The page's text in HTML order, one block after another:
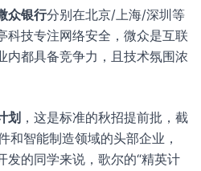
众银行分别在北京/上海/深圳等
科技专注网络安全，微众是互联
内都具备竞争力，且技术氛围浓
划 ，这是标准的秋招提前批，截
和智能制造领域的头部企业，
发的同学来说，歌尔的“精英计